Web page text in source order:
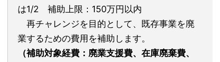
は1/2 補助上限：150万円以内
再チャレンジを目的として、既存事業を廃
業するための費用を補助します。
（補助対象経費：廃業支援費、在庫廃棄費、